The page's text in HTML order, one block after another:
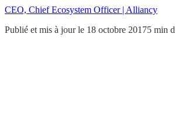
CEO, Chief Ecosystem Officer | Alliancy
Publié et mis à jour le 18 octobre 20175 min